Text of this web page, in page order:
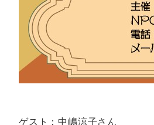
ゲスト：中嶋涼子さん